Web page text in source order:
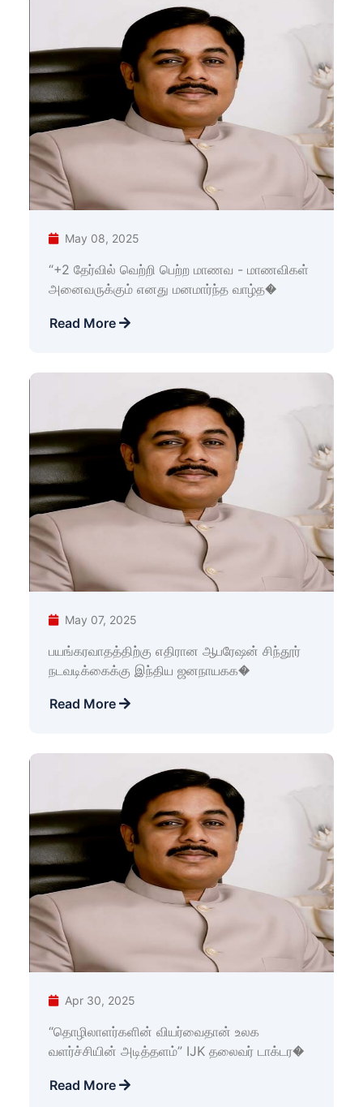
May 08, 2025
“+2 தேர்வில் வெற்றி பெற்ற மாணவ - மாணவிகள்
அனைவருக்கும் எனது மனமார்ந்த வாழ்த�
Read More
May 07, 2025
பயங்கரவாதத்திற்கு எதிரான ஆபரேஷன் சிந்தூர்
நடவடிக்கைக்கு இந்திய ஜனநாயகக�
Read More
Apr 30, 2025
“தொழிலாளர்களின் வியர்வைதான் உலக
வளர்ச்சியின் அடித்தளம்” IJK தலைவர் டாக்டர�
Read More